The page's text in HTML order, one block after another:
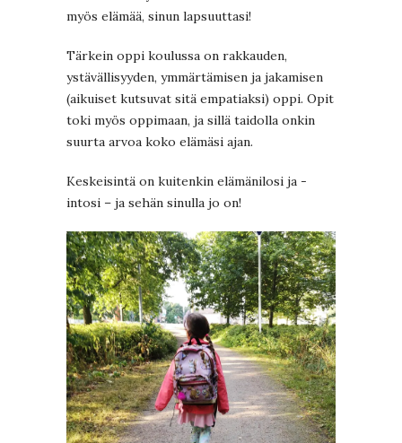
myös elämää, sinun lapsuuttasi!
Tärkein oppi koulussa on rakkauden,
ystävällisyyden, ymmärtämisen ja jakamisen
(aikuiset kutsuvat sitä empatiaksi) oppi. Opit
toki myös oppimaan, ja sillä taidolla onkin
suurta arvoa koko elämäsi ajan.
Keskeisintä on kuitenkin elämänilosi ja -
intosi – ja sehän sinulla jo on!